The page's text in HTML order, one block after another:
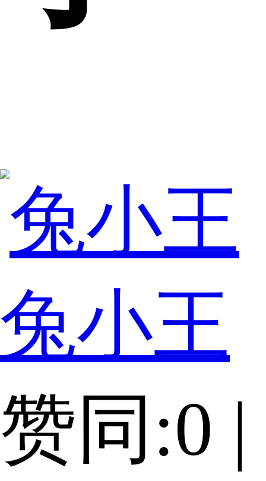
兔小王
赞同:0 |